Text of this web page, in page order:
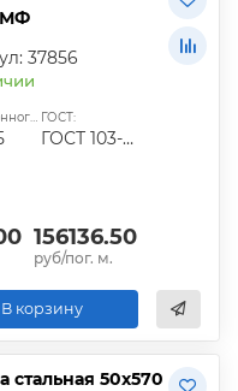
37856
Вес погонного метра, кг: ГОСТ:
ГОСТ 103-2006
156136.50
руб/пог. м.
В корзину
стальная 50х570